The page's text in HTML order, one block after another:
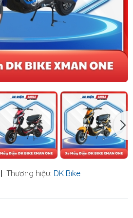
| Thương hiệu: DK Bike